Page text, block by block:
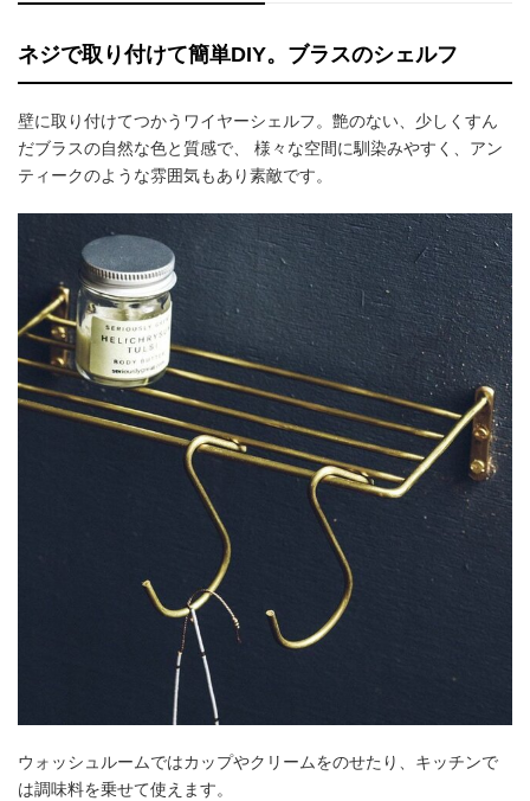
ネジで取り付けて簡単DIY。ブラスのシェルフ
壁に取り付けてつかうワイヤーシェルフ。艶のない、少しくすん
だブラスの自然な色と質感で、 様々な空間に馴染みやすく、アン
ティークのような雰囲気もあり素敵です。
ウォッシュルームではカップやクリームをのせたり、キッチンで
は調味料を乗せて使えます。